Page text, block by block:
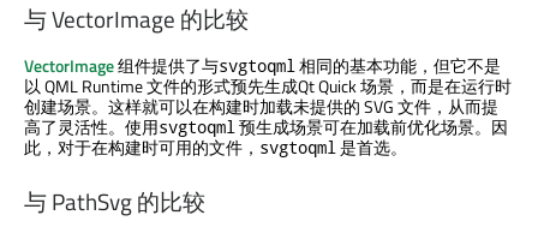
与 VectorImage 的比较
VectorImage组件提供了与svgtoqml 相同的基本功能，但它不是
以 QML Runtime 文件的形式预先生成Qt Quick场景，而是在运行时
创建场景。这样就可以在构建时加载未提供的 SVG 文件，从而提
高了灵活性。使用svgtoqml 预生成场景可在加载前优化场景。因
此，对于在构建时可用的文件， svgtoqml 是首选。
与 PathSvg 的比较